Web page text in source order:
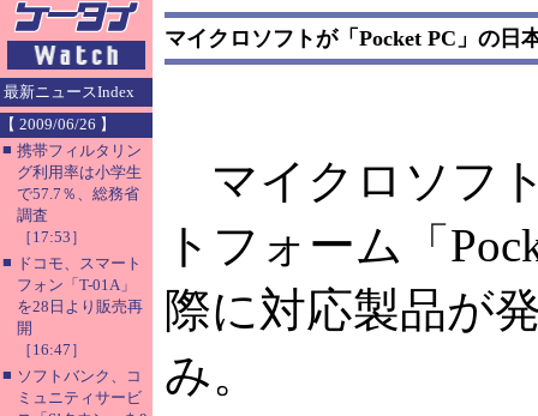
最新ニュースIndex
【 2009/06/26 】
■ 携帯フィルタリン
グ利用率は小学生
で57.7％、総務省
調査
［17:53］
■ ドコモ、スマート
フォン「T-01A」
を28日より販売再
開
［16:47］
■ ソフトバンク、コ
ミュニティサービ
マイクロソフトが「Pocket PC」の日
マイクロソフ
トフォーム「
際に対応製品が
み。